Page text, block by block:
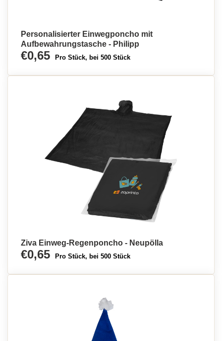
Personalisierter Einwegponcho mit
Aufbewahrungstasche - Philipp
€0,65 Pro Stück, bei 500 Stück
Ziva Einweg-Regenponcho - Neupölla
€0,65 Pro Stück, bei 500 Stück